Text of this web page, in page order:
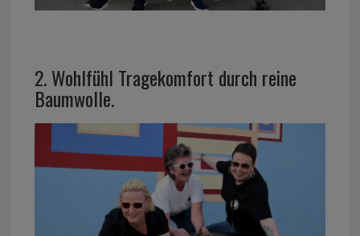
2. Wohlfühl Tragekomfort durch reine
Baumwolle.